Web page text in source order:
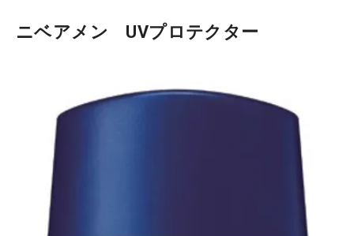
ニベアメン UVプロテクター